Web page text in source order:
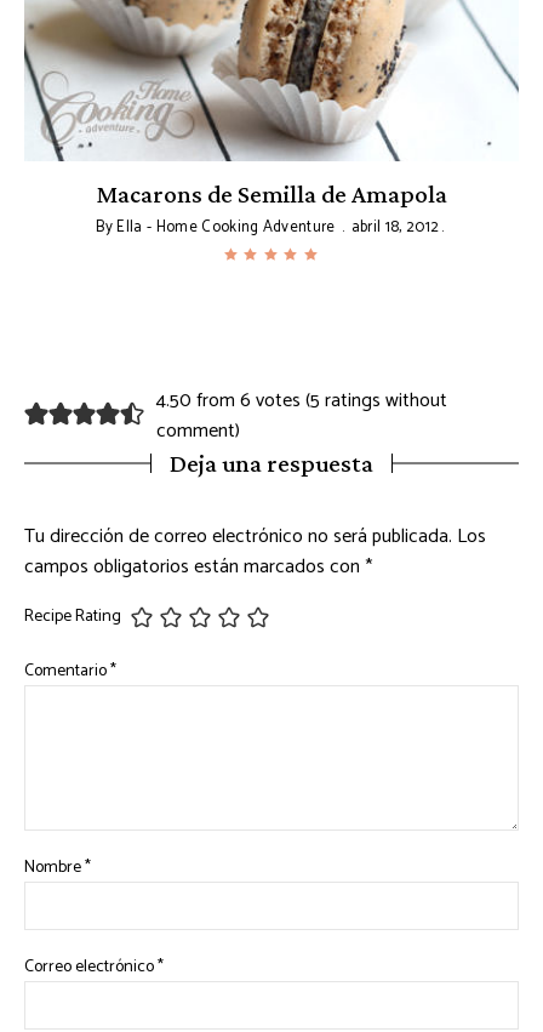
Macarons de Semilla de Amapola
ByElla - Home Cooking Adventure abril 18, 2012
4.50 from 6 votes (5 ratings without
comment)
Deja una respuesta
Tu dirección de correo electrónico no será publicada. Los
campos obligatorios están marcados con*
Recipe Rating
Comentario*
Nombre*
Correo electrónico*